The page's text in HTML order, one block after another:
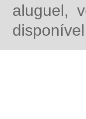
aluguel,